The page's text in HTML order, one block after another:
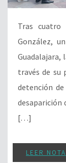
Tras cuatro
González,
Guadalajara,
través de su
detención
desaparición
[…]
LEER NOTA